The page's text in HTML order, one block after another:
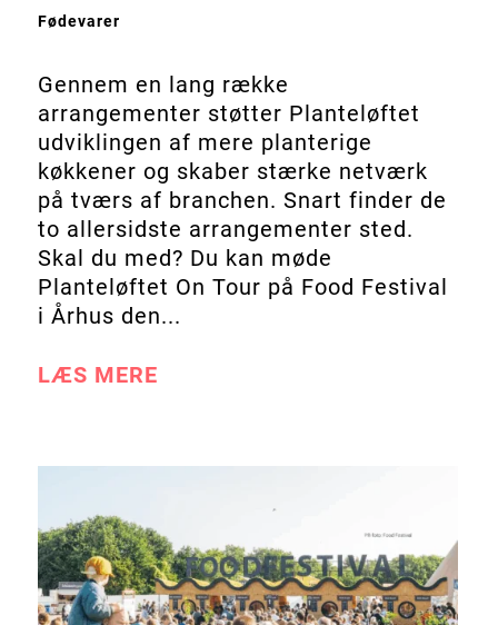
Fødevarer
Gennem en lang række
arrangementer støtter Planteløftet
udviklingen af mere planterige
køkkener og skaber stærke netværk
på tværs af branchen. Snart finder de
to allersidste arrangementer sted.
Skal du med? Du kan møde
Planteløftet On Tour på Food Festival
i Århus den...
LÆS MERE